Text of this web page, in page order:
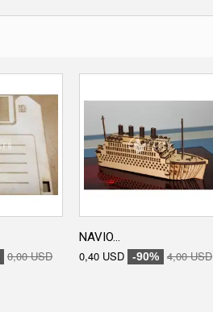
0,00 USD
NAVIO...
0,40 USD -90% 4,00 USD